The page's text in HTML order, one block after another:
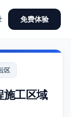
免费体验
区
施工区域